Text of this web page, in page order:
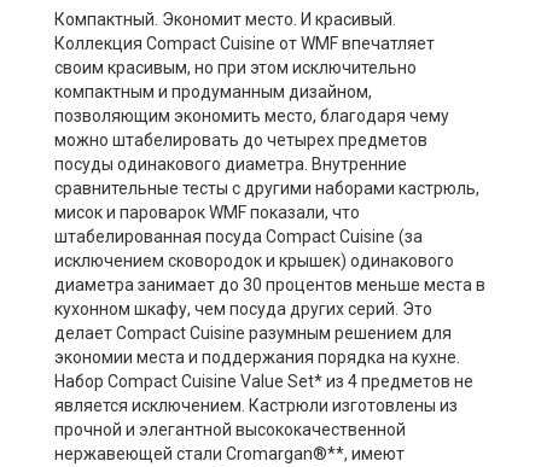
Компактный. Экономит место. И красивый.
Коллекция Compact Cuisine от WMF впечатляет
своим красивым, но при этом исключительно
компактным и продуманным дизайном,
позволяющим экономить место, благодаря чему
можно штабелировать до четырех предметов
посуды одинакового диаметра. Внутренние
сравнительные тесты с другими наборами кастрюль,
мисок и пароварок WMF показали, что
штабелированная посуда Compact Cuisine (за
исключением сковородок и крышек) одинакового
диаметра занимает до 30 процентов меньше места в
кухонном шкафу, чем посуда других серий. Это
делает Compact Cuisine разумным решением для
экономии места и поддержания порядка на кухне.
Набор Compact Cuisine Value Set* из 4 предметов не
является исключением. Кастрюли изготовлены из
прочной и элегантной высококачественной
нержавеющей стали Cromargan®**, имеют